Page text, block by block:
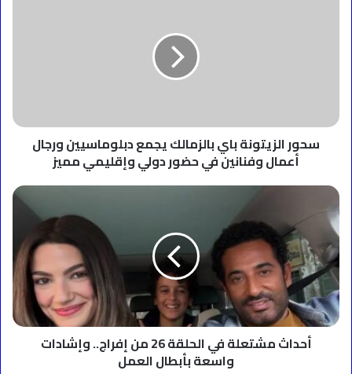
وفنانين
وإقليمي
مميز
سحور الزيتونة باي بالزمالك يجمع دبلوماسيين ورجال
أعمال وفنانين في حضور دولي وإقليمي مميز
أحداث
مشتعلة
في
الحلقة
26
من
إفراج..
وإشادات
واسعة
أحداث مشتعلة في الحلقة 26 من إفراج.. وإشادات
واسعة بأبطال العمل